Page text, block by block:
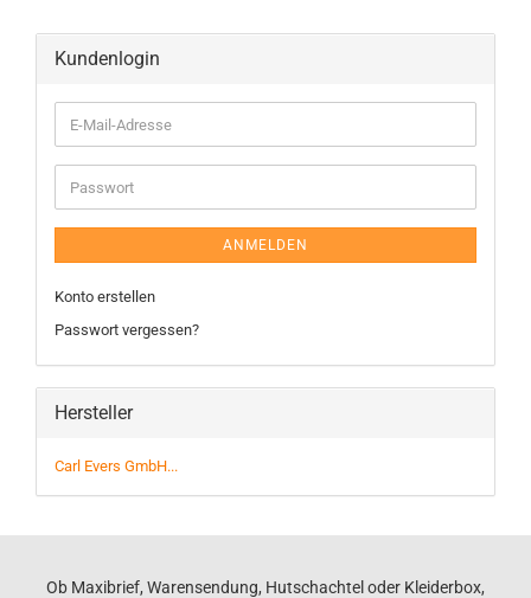
Kundenlogin
ANMELDEN
Konto erstellen
Passwort vergessen?
Hersteller
Carl Evers GmbH...
Ob Maxibrief, Warensendung, Hutschachtel oder Kleiderbox,